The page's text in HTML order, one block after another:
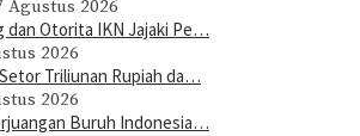
Agustus 2026
dan Otorita IKN Jajaki Pe…
2026
Triliunan Rupiah da…
2026
Buruh Indonesia…